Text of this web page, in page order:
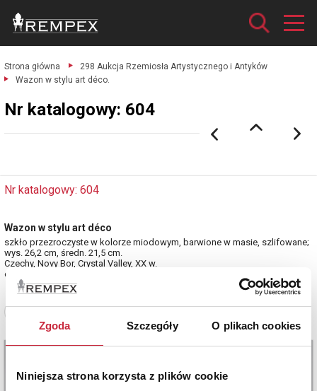
Zgoda Szczegóły O plikach cookies
Niniejsza strona korzysta z plików cookie
Strona główna
298 Aukcja Rzemiosła Artystycznego i Antyków
Wazon w stylu art déco.
Nr katalogowy: 604
Nr katalogowy: 604
Wazon w stylu art déco
szkło przezroczyste w kolorze miodowym, barwione w masie, szlifowane;
wys. 26,2 cm, średn. 21,5 cm.
Czechy, Novy Bor, Crystal Valley, XX w.
estymacja: 5 000 - 6 000 zł